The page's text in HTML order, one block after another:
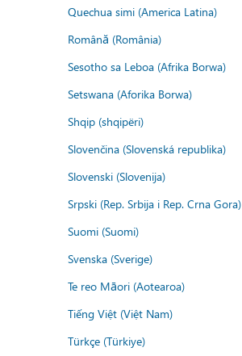
Quechua simi (America Latina)
Română (România)
Sesotho sa Leboa (Afrika Borwa)
Setswana (Aforika Borwa)
Shqip (shqipëri)
Slovenčina (Slovenská republika)
Slovenski (Slovenija)
Srpski (Rep. Srbija i Rep. Crna Gora)
Suomi (Suomi)
Svenska (Sverige)
Te reo Māori (Aotearoa)
Tiếng Việt (Việt Nam)
Türkçe (Türkiye)